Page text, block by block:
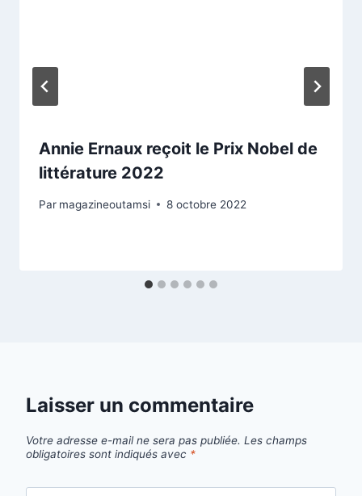
Annie Ernaux reçoit le Prix Nobel de
littérature 2022
Par magazineoutamsi 8 octobre 2022
Laisser un commentaire
Votre adresse e-mail ne sera pas publiée. Les champs
obligatoires sont indiqués avec *